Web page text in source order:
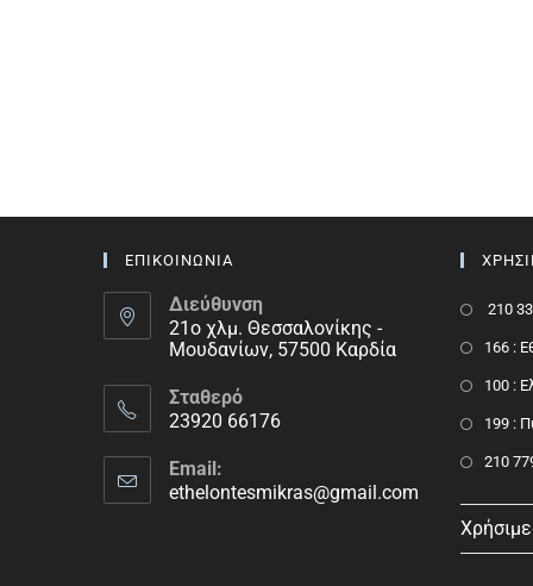
ΕΠΙΚΟΙΝΩΝΙΑ
Διεύθυνση
21ο χλμ. Θεσσαλονίκης -
Μουδανίων, 57500 Καρδία
Σταθερό
23920 66176
Email:
ethelontesmikras@gmail.com
210
166 :
100 :
199 :
210